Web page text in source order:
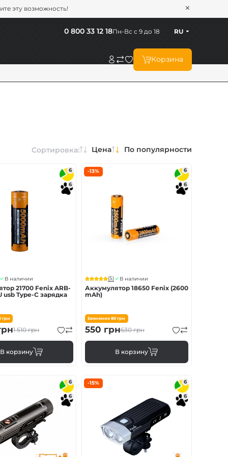
эту возможность!
Корзина
Пн-Вс с 9 до 18
0 800 33 12 18 RU
Сортировка: Цена По популярности
6
6
В наличии
21700 Fenix ARB-
usb Type-C зарядка
грн
1 510грн
В корзину
-13% 6
6
(5) В наличии
Аккумулятор 18650 Fenix (2600
mAh)
Економия80 грн
630грн
550 грн
В корзину
6
6
-15% 6
6